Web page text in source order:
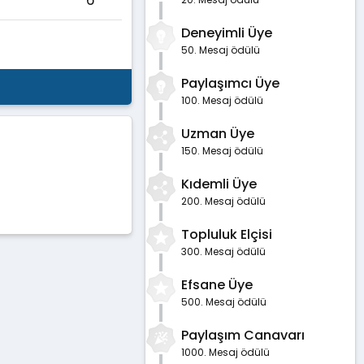
Deneyimli Üye
50. Mesaj ödülü
Paylaşımcı Üye
100. Mesaj ödülü
Uzman Üye
150. Mesaj ödülü
Kıdemli Üye
200. Mesaj ödülü
Topluluk Elçisi
300. Mesaj ödülü
Efsane Üye
500. Mesaj ödülü
Paylaşım Canavarı
1000. Mesaj ödülü